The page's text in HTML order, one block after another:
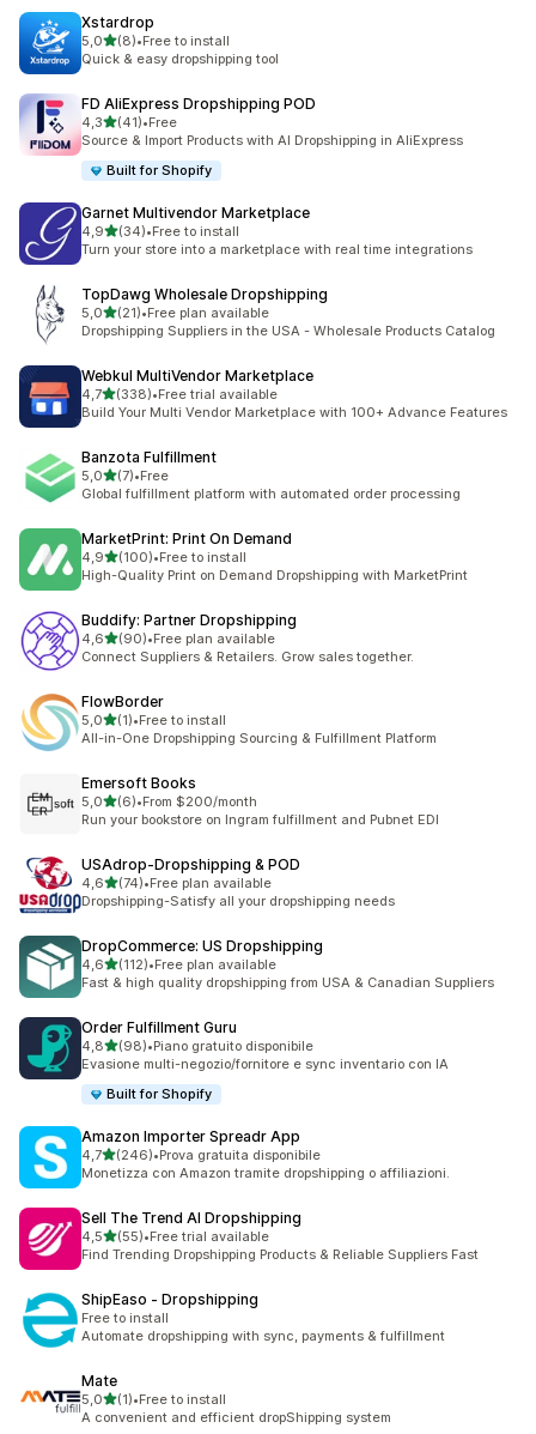
Xstardrop
5,0stelle su 5
(8)
8 recensioni totali
•Free to install
Quick & easy dropshipping tool
FD AliExpress Dropshipping POD
4,3stelle su 5
(41)
41 recensioni totali
•Free
Source & Import Products with AI Dropshipping in AliExpress
Built for Shopify
Garnet Multivendor Marketplace
4,9stelle su 5
(34)
34 recensioni totali
•Free to install
Turn your store into a marketplace with real time integrations
TopDawg Wholesale Dropshipping
5,0stelle su 5
(21)
21 recensioni totali
•Free plan available
Dropshipping Suppliers in the USA - Wholesale Products Catalog
Webkul MultiVendor Marketplace
4,7stelle su 5
(338)
338 recensioni totali
•Free trial available
Build Your Multi Vendor Marketplace with 100+ Advance Features
Banzota Fulfillment
5,0stelle su 5
(7)
7 recensioni totali
•Free
Global fulfillment platform with automated order processing
MarketPrint: Print On Demand
4,9stelle su 5
(100)
100 recensioni totali
•Free to install
High-Quality Print on Demand Dropshipping with MarketPrint
Buddify: Partner Dropshipping
4,6stelle su 5
(90)
90 recensioni totali
•Free plan available
Connect Suppliers & Retailers. Grow sales together.
FlowBorder
5,0stelle su 5
(1)
1 recensioni totali
•Free to install
All-in-One Dropshipping Sourcing & Fulfillment Platform
Emersoft Books
5,0stelle su 5
(6)
6 recensioni totali
•From $200/month
Run your bookstore on Ingram fulfillment and Pubnet EDI
USAdrop‑Dropshipping & POD
4,6stelle su 5
(74)
74 recensioni totali
•Free plan available
Dropshipping-Satisfy all your dropshipping needs
DropCommerce: US Dropshipping
4,6stelle su 5
(112)
112 recensioni totali
•Free plan available
Fast & high quality dropshipping from USA & Canadian Suppliers
Order Fulfillment Guru
4,8stelle su 5
(98)
98 recensioni totali
•Piano gratuito disponibile
Evasione multi-negozio/fornitore e sync inventario con IA
Built for Shopify
Amazon Importer Spreadr App
4,7stelle su 5
(246)
246 recensioni totali
•Prova gratuita disponibile
Monetizza con Amazon tramite dropshipping o affiliazioni.
Sell The Trend AI Dropshipping
4,5stelle su 5
(55)
55 recensioni totali
•Free trial available
Find Trending Dropshipping Products & Reliable Suppliers Fast
ShipEaso ‑ Dropshipping
Free to install
Automate dropshipping with sync, payments & fulfillment
Mate
5,0stelle su 5
(1)
1 recensioni totali
•Free to install
A convenient and efficient dropShipping system